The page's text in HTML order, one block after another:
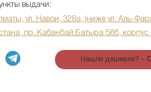
выдачи:
ул. Навои, 328а, (ниже ул. Аль-
пр. Кабанбай Батыра 58б, корпус
Нашли дешевле? –